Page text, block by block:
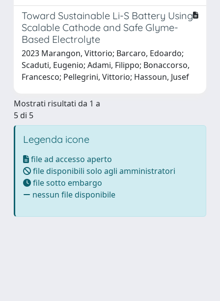
Toward Sustainable Li-S Battery Using
Scalable Cathode and Safe Glyme-
Based Electrolyte
2023 Marangon, Vittorio; Barcaro, Edoardo;
Scaduti, Eugenio; Adami, Filippo; Bonaccorso,
Francesco; Pellegrini, Vittorio; Hassoun, Jusef
Mostrati risultati da 1 a
5 di 5
Legenda icone
file ad accesso aperto
file disponibili solo agli amministratori
file sotto embargo
nessun file disponibile